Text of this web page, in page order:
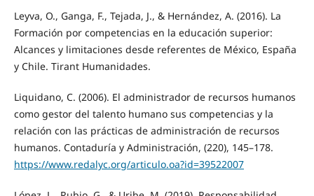
Leyva, O., Ganga, F., Tejada, J., & Hernández, A. (2016). La
Formación por competencias en la educación superior:
Alcances y limitaciones desde referentes de México, España
y Chile. Tirant Humanidades.
Liquidano, C. (2006). El administrador de recursos humanos
como gestor del talento humano sus competencias y la
relación con las prácticas de administración de recursos
humanos. Contaduría y Administración, (220), 145–178.
https://www.redalyc.org/articulo.oa?id=39522007